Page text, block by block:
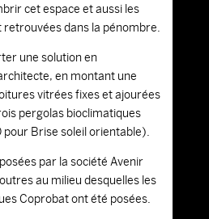
cet espace et aussi les
retrouvées dans la pénombre.
une solution en
en montant une
vitrées fixes et ajourées
pergolas bioclimatiques
pour Brise soleil orientable).
par la société Avenir
au milieu desquelles les
Coprobat ont été posées.